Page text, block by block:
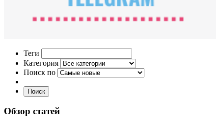
Теги
Категория
Поиск по
Поиск
Обзор статей